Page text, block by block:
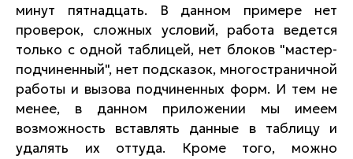
минут пятнадцать. В данном примере нет
проверок, сложных условий, работа ведется
только с одной таблицей, нет блоков "мастер-
подчиненный", нет подсказок, многостраничной
работы и вызова подчиненных форм. И тем не
менее, в данном приложении мы имеем
возможность вставлять данные в таблицу и
удалять их оттуда. Кроме того, можно